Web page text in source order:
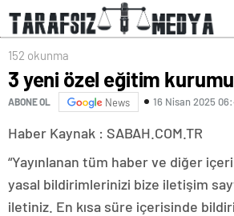
152 okunma
3 yeni özel eğitim
ABONE OL News 16 Nisan 2025
Haber Kaynak : SABAH.COM.TR
“Yayınlanan tüm haber ve diğer
yasal bildirimlerinizi bize iletişim
iletiniz. En kısa süre içerisinde